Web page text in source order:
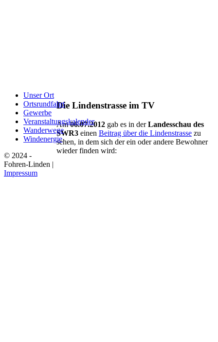
Die Lindenstrasse im TV
Am06.07.2012 gab es in derLandesschau des
SWR3 einen Beitrag über die Lindenstrasse zu
sehen, in dem sich der ein oder andere Bewohner
wieder finden wird:
Unser Ort
Ortsrundfahrt
Gewerbe
Veranstaltungskalender
Wanderwege
Windenergie
© 2024 -
Fohren-Linden |
Impressum